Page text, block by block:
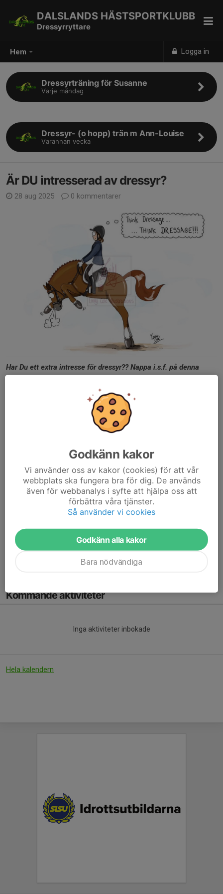
Hem Logga in
DALSLANDS HÄSTSPORTKLUBB
Dressyrryttare
Dressyrträning för Susanne
Varje måndag
Dressyr- (o hopp) trän m Ann-Louise
Varannan vecka
Är DU intresserad av dressyr?
28 aug 2025 0 kommentarer
Har Du ett extra intresse för dressyr??Nappa i.s.f. på denna
Vi kommer nämligen ordna en avsutten träff ......
Fredagen den 5 sept. kl. 18.00
Hemma hos Kristina Johansson i Sundals Ryr
Mer Dressyrträning
0 kommentarer
Från och med vecka 39 kommer Susanne ha träningar varje
Lektionerna är 40 min långa och du rider fram din häst innan.
Susanne Lundqvist har tävlat upp till MSV...
Kommande aktiviteter
Inga aktiviteter inbokade
Hela kalendern
Godkänn kakor
Vi använder oss av kakor (cookies) för att vår
webbplats ska fungera bra för dig. De används
även för webbanalys i syfte att hjälpa oss att
förbättra våra tjänster.
Så använder vi cookies
Godkänn alla kakor
Bara nödvändiga